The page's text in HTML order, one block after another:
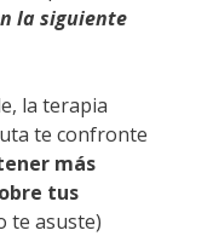
la siguiente
la terapia
te confronte
más
tus
te asuste)